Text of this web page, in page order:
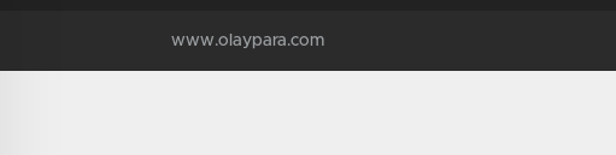
www.olaypara.com